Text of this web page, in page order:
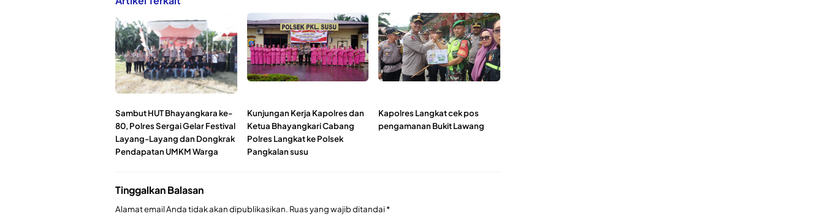
Sambut HUT Bhayangkara ke-
80, Polres Sergai Gelar Festival
Layang-Layang dan Dongkrak
Pendapatan UMKM Warga
Kunjungan Kerja Kapolres dan
Ketua Bhayangkari Cabang
Polres Langkat ke Polsek
Pangkalan susu
Kapolres Langkat cek pos
pengamanan Bukit Lawang
Tinggalkan Balasan
Alamat email Anda tidak akan dipublikasikan. Ruas yang wajib ditandai*